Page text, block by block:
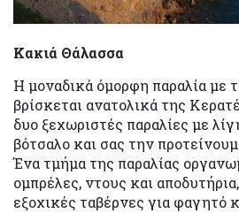
Κακιά Θάλασσα
Η μοναδικά όμορφη παραλία με
βρίσκεται ανατολικά της
δυο ξεχωριστές παραλίες με
βότσαλο και σας την
Ένα τμήμα της παραλίας
ομπρέλες, ντους και
εξοχικές ταβέρνες για φαγητό